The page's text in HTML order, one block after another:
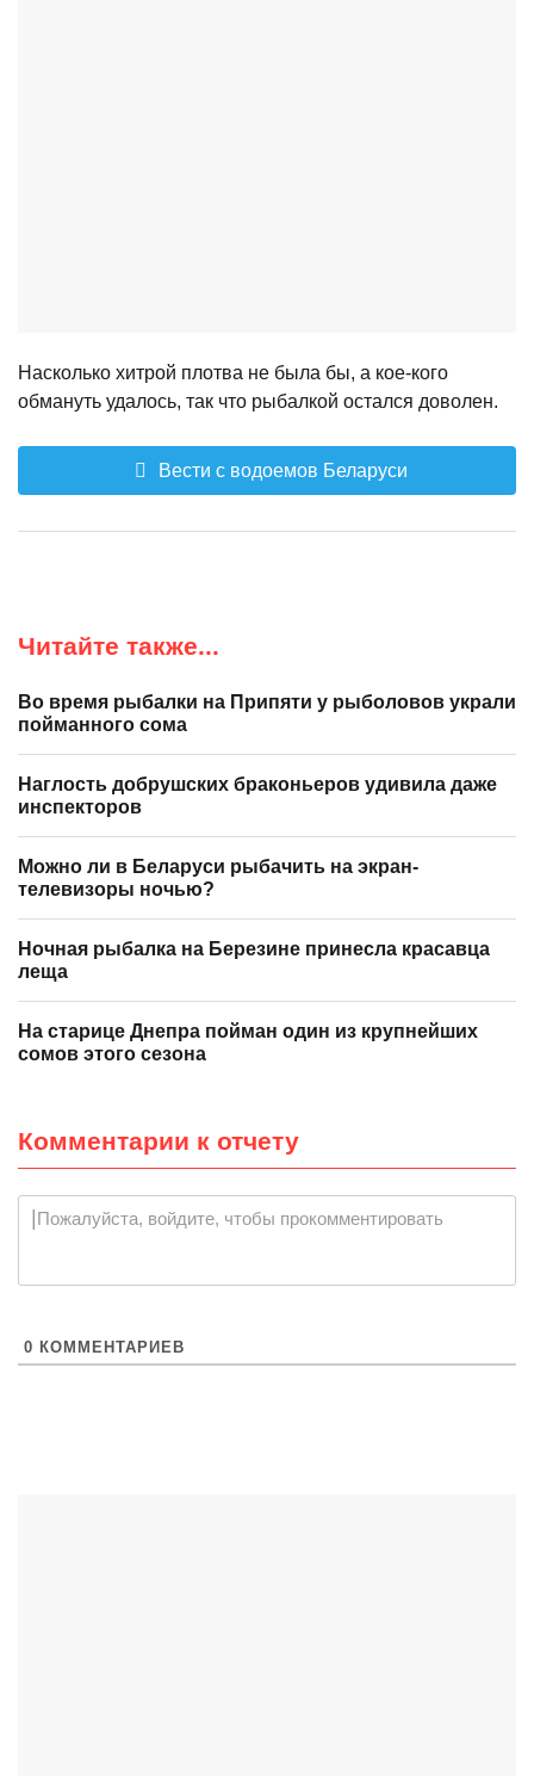
Насколько хитрой плотва не была бы, а кое-кого
обмануть удалось, так что рыбалкой остался доволен.
Вести с водоемов Беларуси
Читайте также...
Во время рыбалки на Припяти у рыболовов украли
пойманного сома
Наглость добрушских браконьеров удивила даже
инспекторов
Можно ли в Беларуси рыбачить на экран-
телевизоры ночью?
Ночная рыбалка на Березине принесла красавца
леща
На старице Днепра пойман один из крупнейших
сомов этого сезона
Комментарии к отчету
Пожалуйста, войдите, чтобы прокомментировать
0 КОММЕНТАРИЕВ